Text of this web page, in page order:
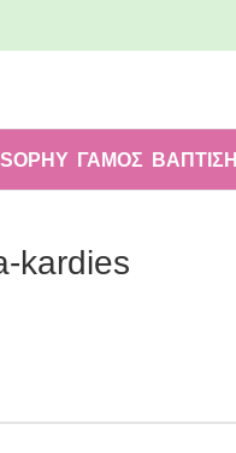
ΓΑΜΟΣ ΒΑΠΤΙΣΗ
kardies